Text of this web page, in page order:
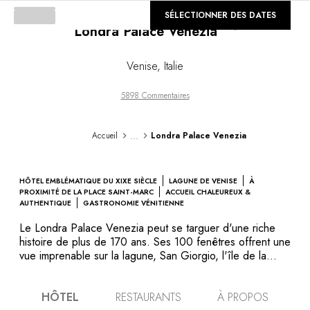
GALERIE
Londra Palace Venezia
Venise, Italie
5898 Commentaires
Accueil ... Londra Palace Venezia
HÔTEL EMBLÉMATIQUE DU XIXE SIÈCLE LAGUNE DE VENISE
À
PROXIMITÉ DE LA PLACE SAINT-MARC
ACCUEIL CHALEUREUX &
AUTHENTIQUE
GASTRONOMIE VÉNITIENNE
Le Londra Palace Venezia peut se targuer d'une riche
histoire de plus de 170 ans. Ses 100 fenêtres offrent une
vue imprenable sur la lagune, San Giorgio, l'île de la
pittoresque promenade Riva degli Schiavoni. Entouré de
SÉLECTIONNER DES DATES
HÔTEL RESTAURANTS À PROPOS